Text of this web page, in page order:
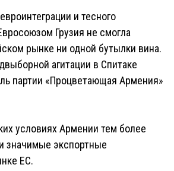
и тесного
Грузия не смогла
рынке ни одной бутылки вина.
агитации в Спитаке
партии «Процветающая Армения»
условиях Армении тем более
значимые экспортные
ЕС.